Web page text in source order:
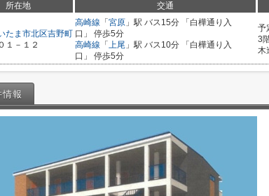
所在地 交通
たま市北区吉野町
１－１２
高崎線 「 宮原 」駅 バス15分 「白樺通り入
口」 停歩5分
高崎線 「 上尾 」駅 バス10分 「白樺通り入
口」 停歩5分
予
3
木
情報